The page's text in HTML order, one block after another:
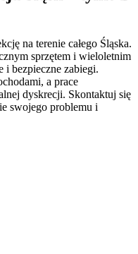
na terenie całego Śląska.
sprzętem i wieloletnim
i bezpieczne zabiegi.
a prace
dyskrecji. Skontaktuj się
swojego problemu i